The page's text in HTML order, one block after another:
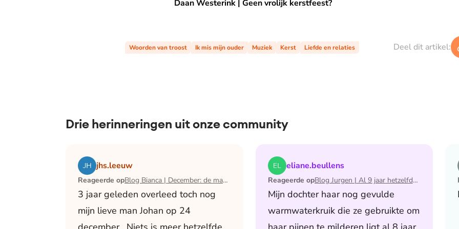
Daan Westerink | Geen vrolijk kerstfeest?
Daan Westerink | Geen vrolijk kerstfeest?
Woorden van troost Ik mis mijn ouder Muziek Kerst Liefde en relaties Deel dit artikel:
Drie herinneringen uit onze community
jhs.leeuw
Reageerde op Blog Bianca | December: de maand waarin ik mijn man verloor
3 jaar geleden overleed toch nog
mijn lieve man Johan op 24
Lees het artikel Blog Bianca | December: de maand waarin ik mijn man verloor
eliane.beullens
Reageerde op Blog Jurgen | Al 9 jaar hetzelfde avondritueel
Mijn dochter haar nog gevulde
warmwaterkruik die ze gebruikte om
Lees het artikel Blog Jurgen | Al 9 jaar hetzelfde